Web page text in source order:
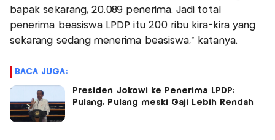
bapak sekarang, 20.089 penerima. Jadi total
penerima beasiswa LPDP itu 200 ribu kira-kira yang
sekarang sedang menerima beasiswa," katanya.
BACA JUGA:
Presiden Jokowi ke Penerima LPDP:
Pulang, Pulang meski Gaji Lebih Rendah